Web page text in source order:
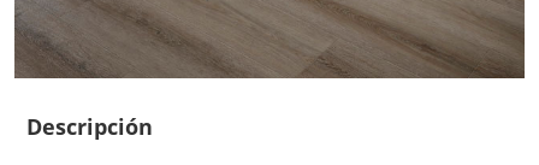
Descripción